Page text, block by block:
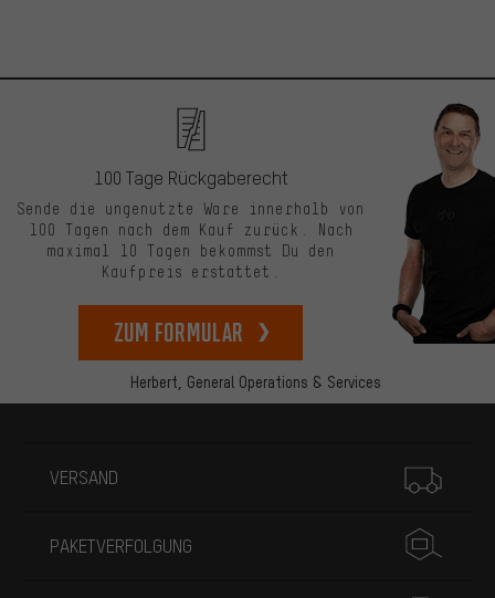
Herbert, General Operations & Services
100 Tage Rückgaberecht
Sende die ungenutzte Ware innerhalb von
100 Tagen nach dem Kauf zurück. Nach
maximal 10 Tagen bekommst Du den
Kaufpreis erstattet.
zum Formular
VERSAND
PAKETVERFOLGUNG